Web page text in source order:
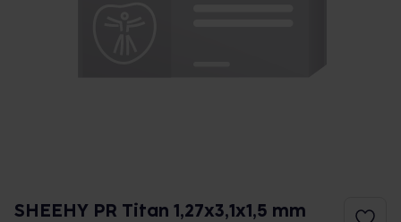
SHEEHY PR Titan 1,27x3,1x1,5 mm